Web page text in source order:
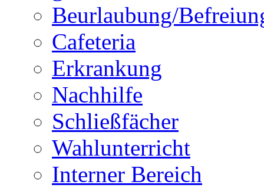
Beurlaubung/
Cafeteria
Erkrankung
Nachhilfe
Schließfächer
Wahlunterricht
Interner Bereich